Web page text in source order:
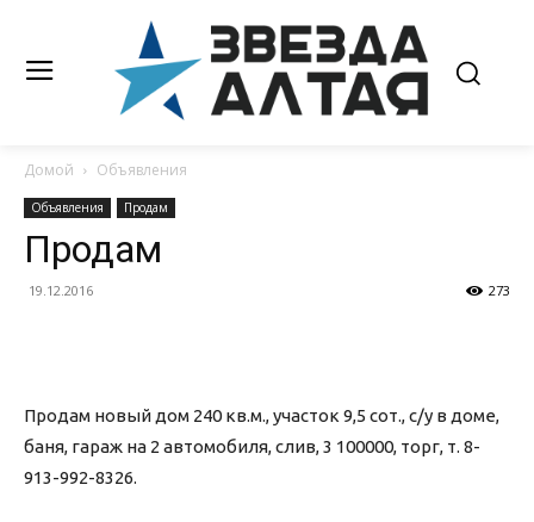
Домой Объявления
Объявления Продам
Продам
19.12.2016 273
Продам новый дом 240 кв.м., участок 9,5 сот., с/у в доме,
баня, гараж на 2 автомобиля, слив, 3 100000, торг, т. 8-
913-992-8326.